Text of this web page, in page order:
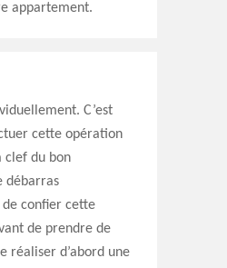
appartement.
C’est
cette opération
clef du bon
débarras
de confier cette
de prendre de
réaliser d’abord une